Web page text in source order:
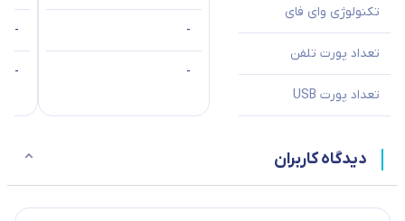
تکنولوژی وای فای
تعداد پورت تلفن
تعداد پورت USB
-
-
-
-
دیدگاه کاربران